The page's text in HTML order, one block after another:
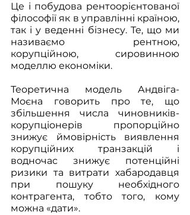
Це і побудова рентоорієнтованої
філософії як в управлінні країною,
так і у веденні бізнесу. Те, що ми
називаємо рентною,
корупційною, сировинною
моделлю економіки.
Теоретична модель Андвіга-
Моєна говорить про те, що
збільшення числа чиновників-
корупціонерів пропорційно
знижує ймовірність виявлення
корупційних транзакцій і
водночас знижує потенційні
ризики та витрати хабародавця
при пошуку необхідного
контрагента, тобто того, кому
можна «дати».